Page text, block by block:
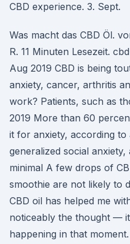
CBD experience. 3. Sept.
Was macht das CBD Öl.
R. 11 Minuten Lesezeit.
Aug 2019 CBD is being
anxiety, cancer, arthritis
work? Patients, such as
2019 More than 60
it for anxiety, according to
generalized social
minimal A few drops of
smoothie are not likely to
CBD oil has helped me
noticeably the thought —
happening in that